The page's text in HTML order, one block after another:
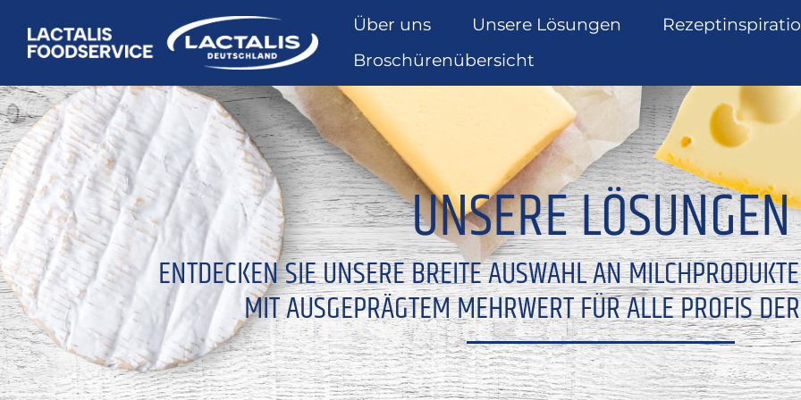
Über uns Unsere Lösungen
Broschürenübersicht
UNSERE LÖSUNGEN
ENTDECKEN SIE UNSERE BREITE AUSWAHL AN
MIT AUSGEPRÄGTEM MEHRWERT FÜR ALLE PROFIS